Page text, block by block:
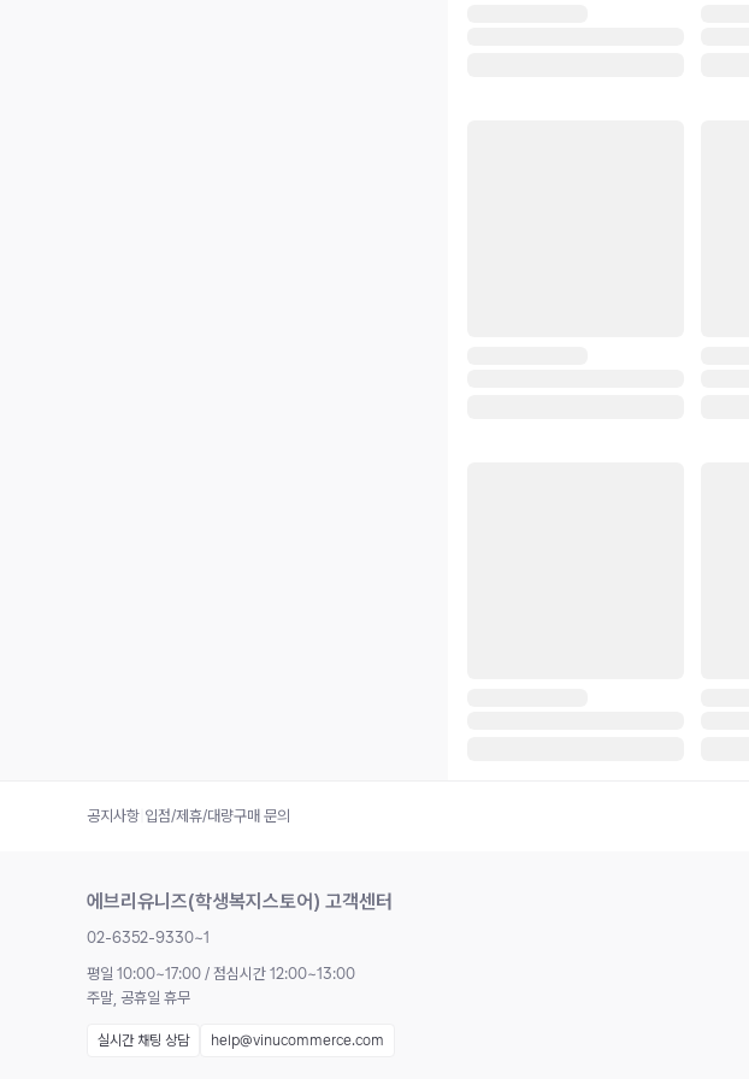
공지사항 입점/제휴/대량구매 문의
에브리유니즈(학생복지스토어) 고객센터
02-6352-9330~1
평일 10:00~17:00 / 점심시간 12:00~13:00
주말, 공휴일 휴무
실시간 채팅 상담 help@vinucommerce.com